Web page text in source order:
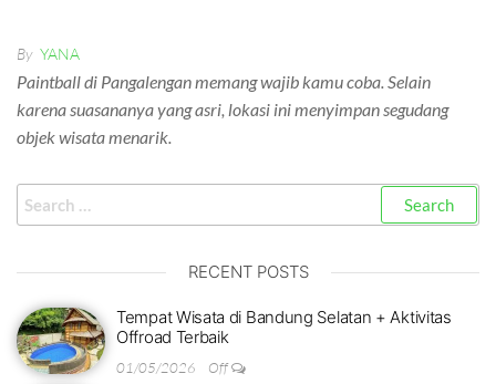
By YANA
Paintball di Pangalengan memang wajib kamu coba. Selain
karena suasananya yang asri, lokasi ini menyimpan segudang
objek wisata menarik.
RECENT POSTS
Tempat Wisata di Bandung Selatan + Aktivitas
Offroad Terbaik
01/05/2026 Off